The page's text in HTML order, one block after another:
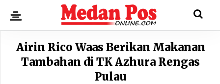
Airin Rico Waas Berikan Makanan
Tambahan di TK Azhura Rengas
Pulau